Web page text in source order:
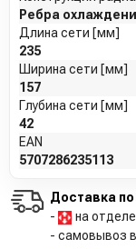
Ребра
Длина сети [мм]
235
Ширина сети [мм]
157
Глубина сети [мм]
42
EAN
5707286235113
Доставка
-
на
- самовывоз в